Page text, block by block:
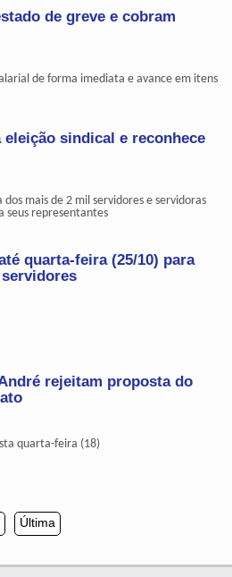
de greve e cobram
de forma imediata e avance em itens
sindical e reconhece
mais de 2 mil servidores e servidoras
seus representantes
quarta-feira (25/10) para
rejeitam proposta do
quarta-feira (18)
Última